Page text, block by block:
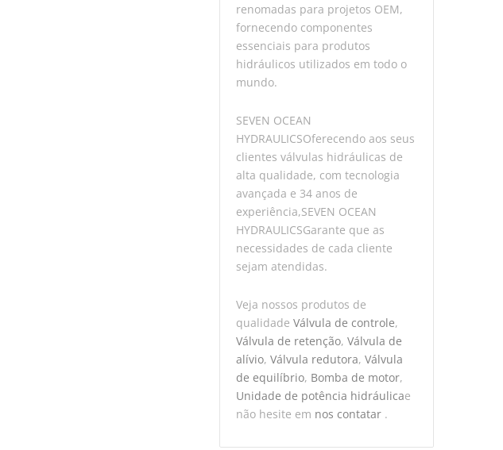
renomadas para projetos OEM,
fornecendo componentes
essenciais para produtos
hidráulicos utilizados em todo o
mundo.
SEVEN OCEAN
HYDRAULICSOferecendo aos seus
clientes válvulas hidráulicas de
alta qualidade, com tecnologia
avançada e 34 anos de
experiência,SEVEN OCEAN
HYDRAULICSGarante que as
necessidades de cada cliente
sejam atendidas.
Veja nossos produtos de
qualidade Válvula de controle,
Válvula de retenção, Válvula de
alívio, Válvula redutora, Válvula
de equilíbrio, Bomba de motor,
Unidade de potência hidráulicae
não hesite em nos contatar .